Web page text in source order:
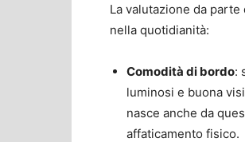
La valutazione da
nella quotidianità:
Comodità di bordo:
luminosi e buona
nasce anche da
affaticamento fisico.